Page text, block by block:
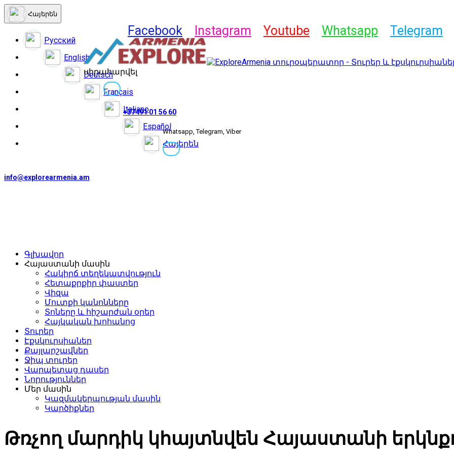
Հայերեն
Русский
English
Deutsch
Français
Italiano
Español
Հայերեն
Facebook Instagram Youtube Whatsapp Telegram
սիրահարվել
+37491 01 56 60
Whatsapp, Telegram, Viber
info@explorearmenia.am
Գլխավոր
Հայաստանի մասին
Հակիրճ տեղեկատվություն
Հետաքրքիր փաստեր
Վիզա
Մուտքի կանոնները
Տոները և հիշարժան օրեր
Հայկական խոհանոց
Տուրեր
Էքսկուրսիաներ
Քայլարշավներ
Ջիպ տուրեր
Վարպետաց դասեր
Նորություններ
Մեր մասին
Կազմակերպության մասին
Կարծիքներ
Թռչող մարդիկ կհայտնվեն Հայաստանի